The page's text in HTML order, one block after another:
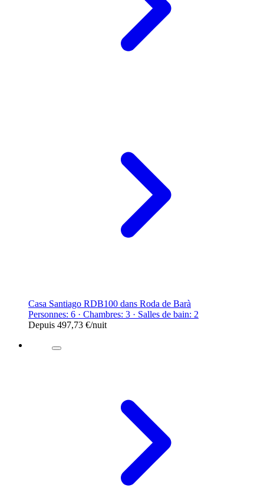
Casa Santiago RDB100 dans Roda de Barà
Personnes: 6 · Chambres: 3 · Salles de bain: 2
Depuis 497,73 €/nuit